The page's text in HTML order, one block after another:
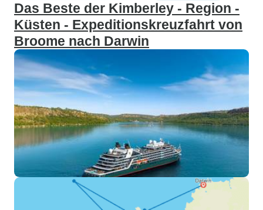
Das Beste der Kimberley - Region -
Küsten - Expeditionskreuzfahrt von
Broome nach Darwin